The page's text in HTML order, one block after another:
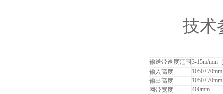
技术
输送带速度范围 3-15m/min
输入高度
1050±70mm
输出高度
1050±70mm
网带宽度
400mm